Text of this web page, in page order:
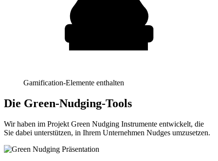
Gamification-Elemente enthalten
Die Green-Nudging-Tools
Wir haben im Projekt Green Nudging Instrumente entwickelt, die
Sie dabei unterstützen, in Ihrem Unternehmen Nudges umzusetzen.